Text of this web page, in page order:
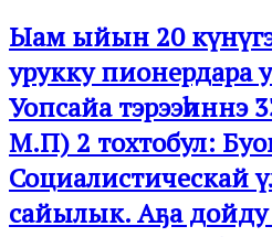
Ыам ыйын 20
урукку пионердара
Уопсайа
М.П) 2 тохтобул:
Социалистическай
сайылык. Аҕа дойду